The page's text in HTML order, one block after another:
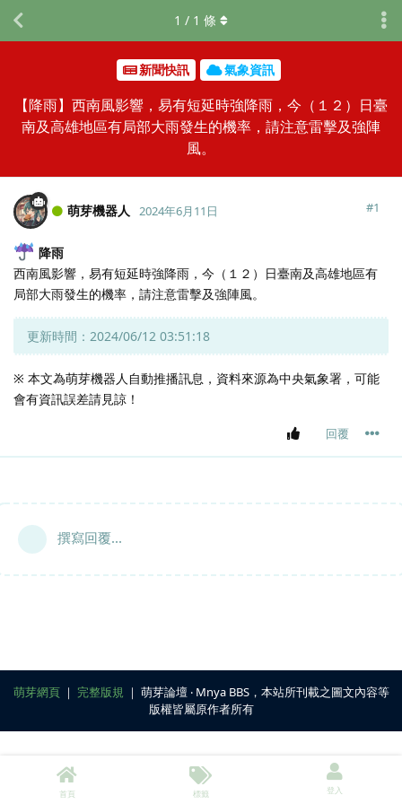
新聞快訊 氣象資訊
【降雨】西南風影響，易有短延時強降雨，今（１２）日臺
南及高雄地區有局部大雨發生的機率，請注意雷擊及強陣
風。
1 / 1 條
萌芽機器人 2024年6月11日 #1
降雨
西南風影響，易有短延時強降雨，今（１２）日臺南及高雄地區有
局部大雨發生的機率，請注意雷擊及強陣風。
更新時間：2024/06/12 03:51:18
※ 本文為萌芽機器人自動推播訊息，資料來源為中央氣象署，可能
會有資訊誤差請見諒！
回覆
撰寫回覆...
萌芽網頁｜ 完整版規 ｜ 萌芽論壇 ‧ Mnya BBS，本站所刊載之圖文內容等
版權皆屬原作者所有
首頁 標籤 登入